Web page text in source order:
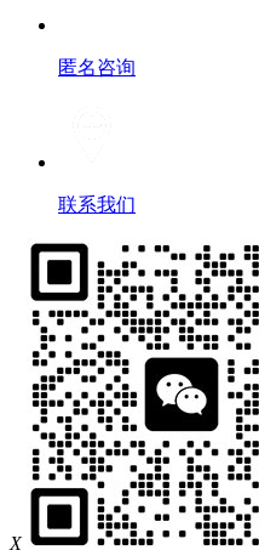
匿名咨询
联系我们
X